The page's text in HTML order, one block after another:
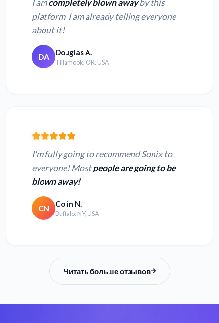
M4A в текст
MUS в текст
XSPF в текст
Конвертировать
AAC в текст
I amcompletely blown awayby this
platform. I am already telling everyone
about it!
DA Douglas A.
Tillamook, OR, USA
I'm fully going to recommend Sonix to
everyone! Mostpeople are going to be
blown away!
CN Colin N.
Buffalo, NY, USA
Читать больше отзывов